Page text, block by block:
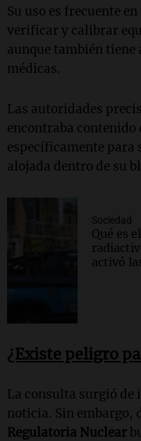
Su uso es frecuente
verificar y calibrar
aunque también
médicas.
Las autoridades
encontraba contenido
específicamente para
alojada dentro de su
Sociedad
Qué es
activó
¿Existe peligro
La consulta surgió de
noticia. Sin embargo,
Regulatoria Nuclear